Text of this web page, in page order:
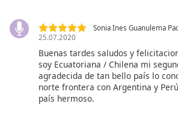
Sonia Ines Guanulema
25.07.2020
Buenas tardes saludos y
soy Ecuatoriana / Chilena mi
agradecida de tan bello país lo
norte frontera con Argentina y
país hermoso.